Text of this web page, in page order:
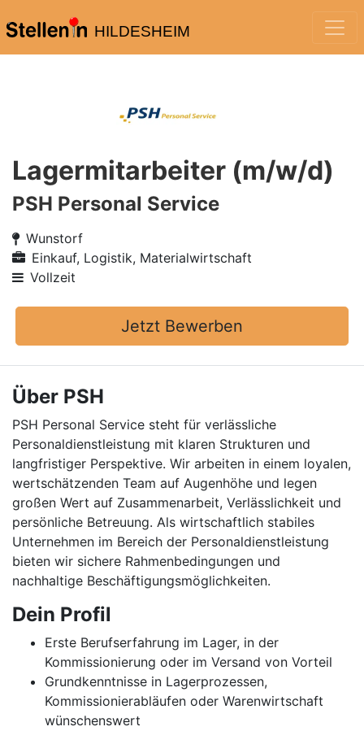
HILDESHEIM
Lagermitarbeiter (m/w/d)
PSH Personal Service
Wunstorf
Einkauf, Logistik, Materialwirtschaft
Vollzeit
Jetzt Bewerben
Über PSH
PSH Personal Service steht für verlässliche
Personaldienstleistung mit klaren Strukturen und
langfristiger Perspektive. Wir arbeiten in einem loyalen,
wertschätzenden Team auf Augenhöhe und legen
großen Wert auf Zusammenarbeit, Verlässlichkeit und
persönliche Betreuung. Als wirtschaftlich stabiles
Unternehmen im Bereich der Personaldienstleistung
bieten wir sichere Rahmenbedingungen und
nachhaltige Beschäftigungsmöglichkeiten.
Dein Profil
Erste Berufserfahrung im Lager, in der
Kommissionierung oder im Versand von Vorteil
Grundkenntnisse in Lagerprozessen,
Kommissionierabläufen oder Warenwirtschaft
wünschenswert